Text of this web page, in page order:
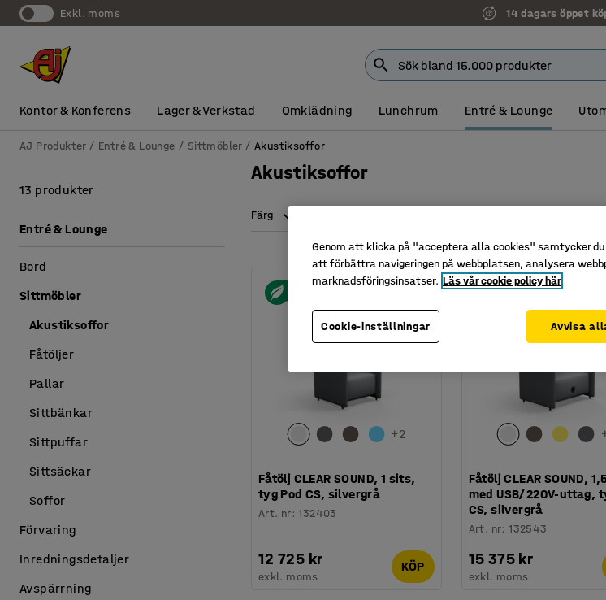
exkl. moms 14 dagars öppet
Kontor & Konferens Lager & Verkstad Omklädning Lunchrum Entré & Lounge
AJ Produkter Entré & Lounge Sittmöbler Akustiksoffor
Akustiksoffor
Färg
+2
Fåtölj CLEAR SOUND, 1 sits,
tyg Pod CS, silvergrå
Art. nr:132403
12 725 kr
exkl. moms
KÖP
Fåtölj CLEAR SOUND,
med USB/220V-uttag,
CS, silvergrå
Art. nr:132543
15 375 kr
exkl. moms
13 produkter
Entré & Lounge
Bord
Sittmöbler
Akustiksoffor
Fåtöljer
Pallar
Sittbänkar
Sittpuffar
Sittsäckar
Soffor
Förvaring
Inredningsdetaljer
Avspärrning
Genom att klicka på "acceptera alla cookies" samtycker
att förbättra navigeringen på webbplatsen, analysera
marknadsföringsinsatser. Läs vår cookie policy här
Cookie-inställningar Avvisa